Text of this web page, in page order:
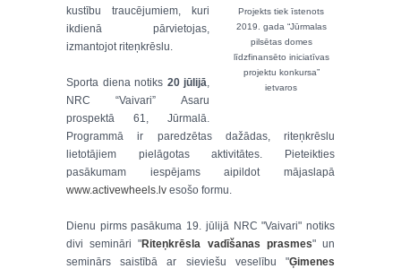
Projekts tiek īstenots
2019. gada “Jūrmalas
pilsētas domes
līdzfinansēto iniciatīvas
projektu konkursa”
ietvaros
kustību traucējumiem, kuri
ikdienā pārvietojas,
izmantojot riteņkrēslu.
Sporta diena notiks 20 jūlijā,
NRC “Vaivari” Asaru
prospektā 61, Jūrmalā.
Programmā ir paredzētas dažādas, riteņkrēslu
lietotājiem pielāgotas aktivitātes. Pieteikties
pasākumam iespējams aipildot mājaslapā
www.activewheels.lv esošo formu.
Dienu pirms pasākuma 19. jūlijā NRC "Vaivari" notiks
divi semināri "Riteņkrēsla vadīšanas prasmes" un
seminārs saistībā ar sieviešu veselību "Ģimenes